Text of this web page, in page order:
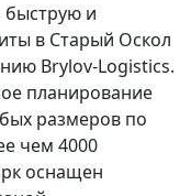
и
в Старый Оскол
Brylov-Logistics.
планирование
размеров по
чем 4000
оснащен